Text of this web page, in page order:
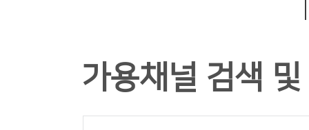
가용채널 검색